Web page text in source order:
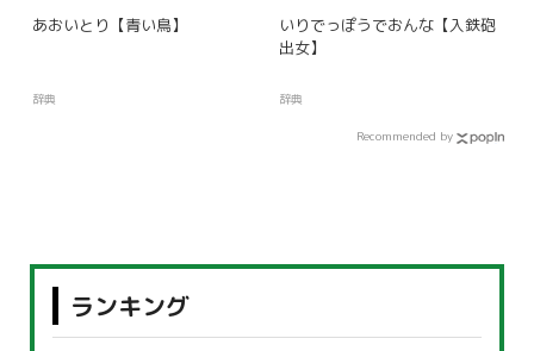
あおいとり【青い鳥】
辞典
いりでっぽうでおんな【入鉄砲
出女】
辞典
Recommended by
ランキング